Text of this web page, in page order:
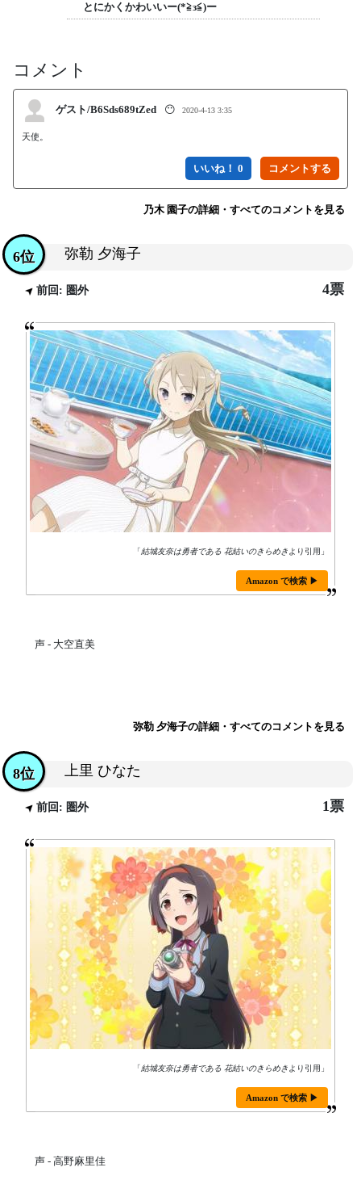
とにかくかわいいー(*≧з≦)ー
コメント
ゲスト/B6Sds689tZed 😶 2020-4-13 3:35
天使。
いいね！ 0
乃木 園子の詳細・すべてのコメントを見る
弥勒 夕海子
6位
前回: 圏外 4票
「結城友奈は勇者である 花結いのきらめき より引用」
Amazon で検索 ▶
声 - 大空直美
弥勒 夕海子の詳細・すべてのコメントを見る
上里 ひなた
8位
前回: 圏外 1票
「結城友奈は勇者である 花結いのきらめき より引用」
Amazon で検索 ▶
声 - 高野麻里佳